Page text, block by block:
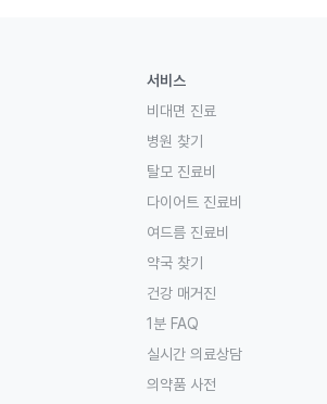
서비스
비대면 진료
병원 찾기
탈모 진료비
다이어트 진료비
여드름 진료비
약국 찾기
건강 매거진
1분 FAQ
실시간 의료상담
의약품 사전